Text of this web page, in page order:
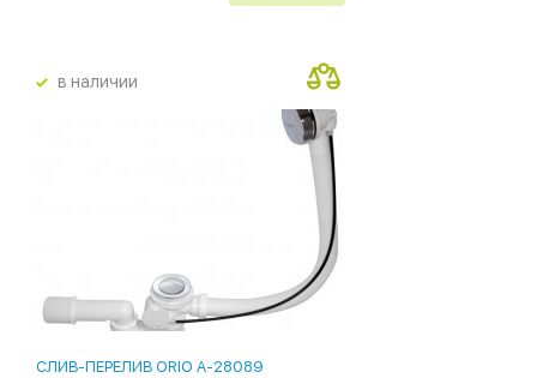
в наличии
СЛИВ-ПЕРЕЛИВ ORIO A-28089